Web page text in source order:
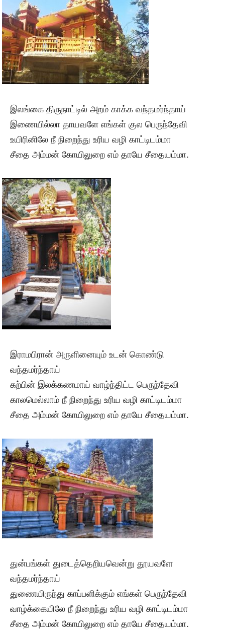
இலங்கை திருநாட்டில் அறம் காக்க வந்தமர்ந்தாய்
இணையில்லா தாயவளே எங்கள் குல பெருந்தேவி
உயிரினிலே நீ நிறைந்து உரிய வழி காட்டிடம்மா
சீதை அம்மன் கோயிலுறை எம் தாயே சீதையம்மா.
இராமபிரான் அருளினையும் உடன் கொண்டு
வந்தமர்ந்தாய்
கற்பின் இலக்கணமாய் வாழ்ந்திட்ட பெருந்தேவி
காலமெல்லாம் நீ நிறைந்து உரிய வழி காட்டிடம்மா
சீதை அம்மன் கோயிலுறை எம் தாயே சீதையம்மா.
துன்பங்கள் துடைத்தெறியவென்று தூயவளே
வந்தமர்ந்தாய்
துணையிருந்து காப்பளிக்கும் எங்கள் பெருந்தேவி
வாழ்க்கையிலே நீ நிறைந்து உரிய வழி காட்டிடம்மா
சீதை அம்மன் கோயிலுறை எம் தாயே சீதையம்மா.